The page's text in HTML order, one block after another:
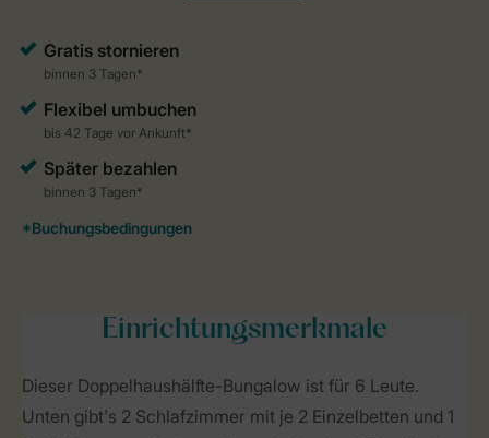
Einrichtungsmerkmale
Dieser Doppelhaushälfte-Bungalow ist für 6 Leute.
Unten gibt's 2 Schlafzimmer mit je 2 Einzelbetten und 1